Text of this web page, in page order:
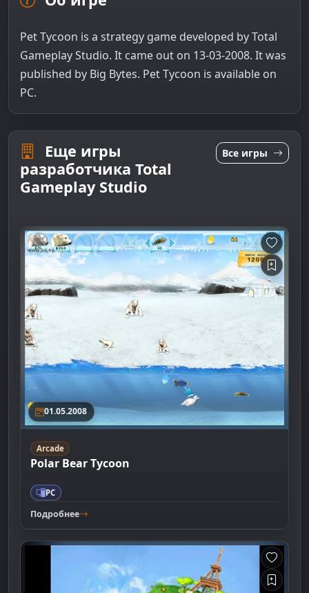
Pet Tycoon is a strategy game developed by Total
Gameplay Studio. It came out on 13-03-2008. It was
published by Big Bytes. Pet Tycoon is available on
PC.
Еще игры
разработчика Total
Gameplay Studio
Все игры
01.05.2008
Arcade
Polar Bear Tycoon
PC
Подробнее